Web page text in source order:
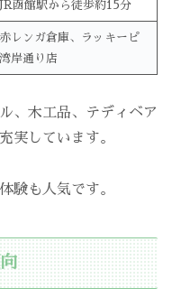
函館駅から徒歩約15分
レンガ倉庫、ラッキーピ
岸通り店
、木工品、テディベア
実しています。
験も人気です。